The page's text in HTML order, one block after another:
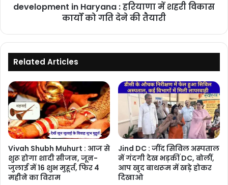
कोdevelopment in Haryana : हरियाणा में शहरी विकास
कार्यों को गति देने की तैयारी
Related Articles
Vivah Shubh Muhurt : आज से
शुरू होगा शादी सीजन, जून-
जुलाई में 16 शुभ मुहूर्त, फिर 4
महीने का विराम
Jind DC : जींद सिविल अस्पताल
में गंदगी देख भड़कीं DC, बोलीं,
आप खुद बाथरूम में खड़े होकर
दिखाओ